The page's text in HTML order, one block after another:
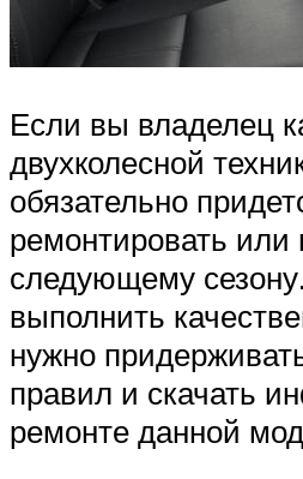
Если вы владелец
двухколесной
обязательно
ремонтировать или
следующему
выполнить
нужно
правил и скачать
ремонте данной